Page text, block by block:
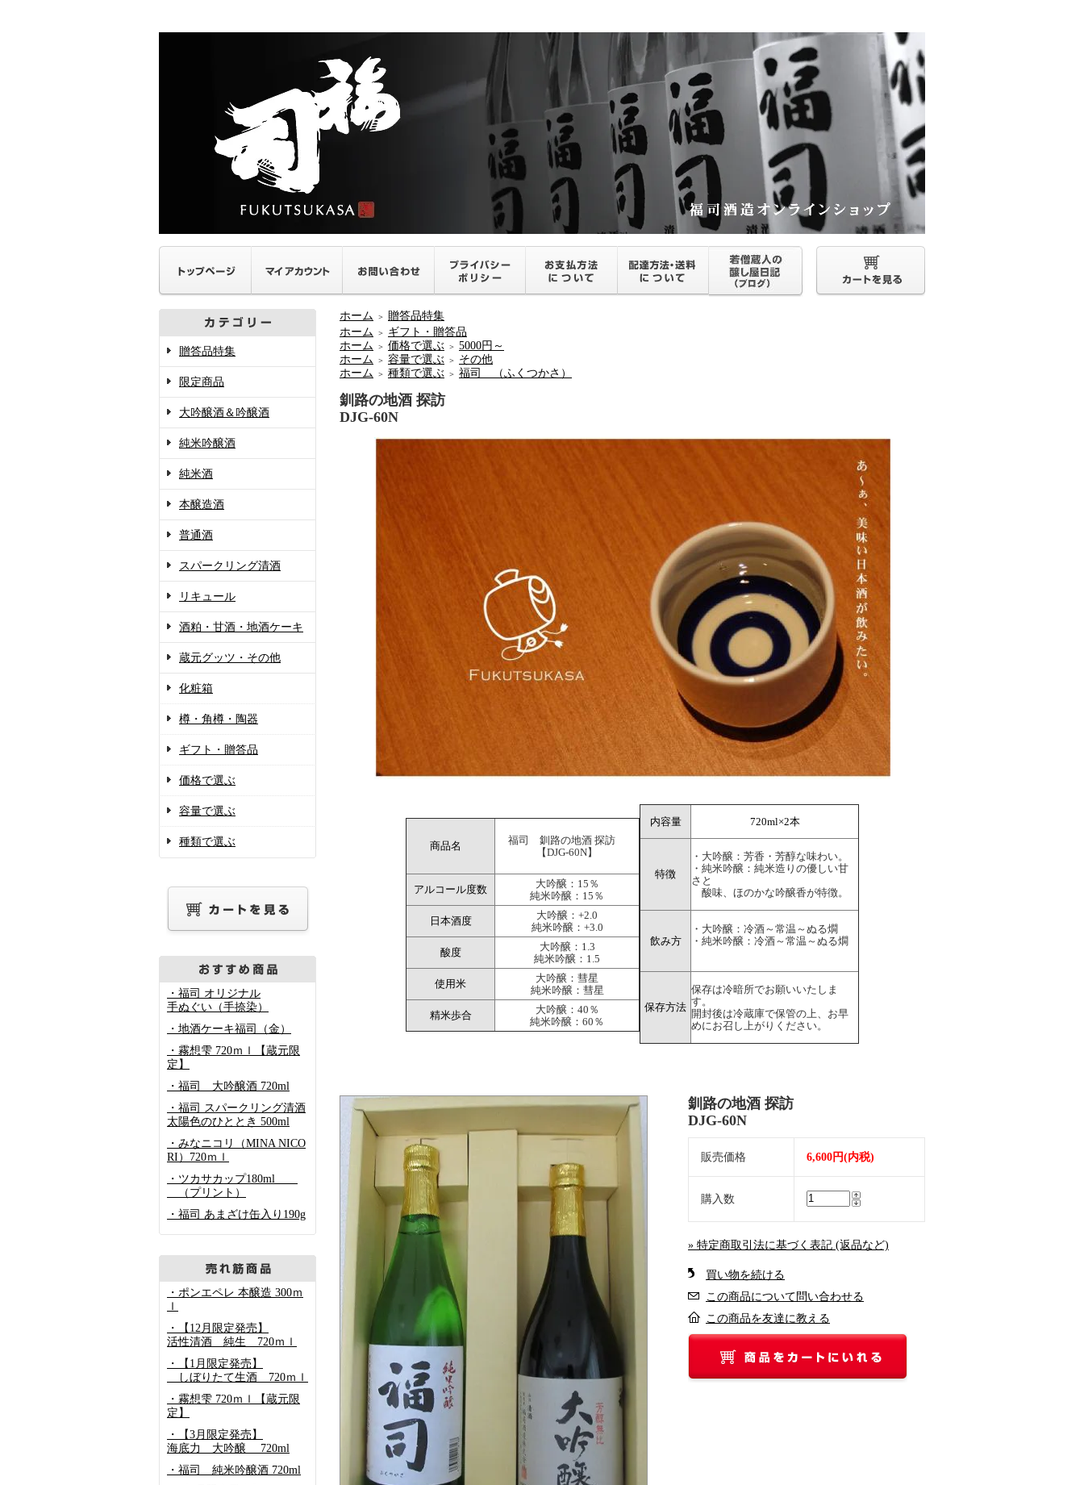
贈答品特集
限定商品
大吟醸酒＆吟醸酒
純米吟醸酒
純米酒
本醸造酒
普通酒
スパークリング清酒
リキュール
酒粕・甘酒・地酒ケーキ
蔵元グッツ・その他
化粧箱
樽・角樽・陶器
ギフト・贈答品
価格で選ぶ
容量で選ぶ
種類で選ぶ
・福司 オリジナル
手ぬぐい（手捺染）
・地酒ケーキ福司（金）
・霧想雫 720ｍｌ【蔵元限
定】
・福司 大吟醸酒 720ml
・福司 スパークリング清酒
太陽色のひととき 500ml
・みなニコリ（MINA NICO
RI）720ｍｌ
・ツカサカップ180ml
（プリント）
・福司 あまざけ缶入り190g
・ポンエペレ 本醸造 300ｍ
ｌ
・【12月限定発売】
活性清酒 純生 720ｍｌ
・【1月限定発売】
しぼりたて生酒 720ｍｌ
・霧想雫 720ｍｌ【蔵元限
定】
・【3月限定発売】
海底力 大吟醸 720ml
・福司 純米吟醸酒 720ml
ホーム ＞ 贈答品特集
ホーム
＞
ギフト・贈答品
ホーム
＞ 価格で選ぶ ＞ 5000円～
ホーム
＞ 容量で選ぶ ＞
その他
ホーム
＞ 種類で選ぶ ＞ 福司 （ふくつかさ）
釧路の地酒 探訪
DJG-60N
商品名
福司 釧路の地酒 探訪
【DJG-60N】
アルコール度数
大吟醸：15％
純米吟醸：15％
日本酒度
大吟醸：+2.0
純米吟醸：+3.0
酸度
大吟醸：1.3
純米吟醸：1.5
使用米
大吟醸：彗星
純米吟醸：彗星
精米歩合
大吟醸：40％
純米吟醸：60％
内容量 720ml×2本
特徴
・大吟醸：芳香・芳醇な味わい。
・純米吟醸：純米造りの優しい甘
さと
酸味、ほのかな吟醸香が特徴。
飲み方
・大吟醸：冷酒～常温～ぬる燗
・純米吟醸：冷酒～常温～ぬる燗
保存方法
保存は冷暗所でお願いいたしま
す。
開封後は冷蔵庫で保管の上、お早
めにお召し上がりください。
釧路の地酒 探訪
DJG-60N
販売価格 6,600円(内税)
購入数
» 特定商取引法に基づく表記 (返品など)
買い物を続ける
この商品について問い合わせる
この商品を友達に教える